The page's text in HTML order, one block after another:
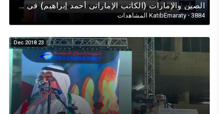
الصين واﻹمارات (الكاتب اﻹماراتي أحمد إبراهيم) في حوار تلفزيوني على قناة (CNBCعربية)عن الصين واﻹمارات
KatibEmaraty · 3884 المشاهدات
23 Dec 2018